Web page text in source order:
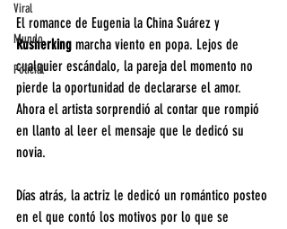
Viral
Mundo
Policial
El romance de Eugenia la China Suárez y
Rusherking marcha viento en popa. Lejos de
cualquier escándalo, la pareja del momento no
pierde la oportunidad de declararse el amor.
Ahora el artista sorprendió al contar que rompió
en llanto al leer el mensaje que le dedicó su
novia.
Días atrás, la actriz le dedicó un romántico posteo
en el que contó los motivos por lo que se